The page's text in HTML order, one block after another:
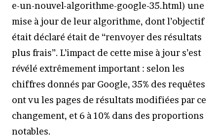
e-un-nouvel-algorithme-google-35.html) une
mise à jour de leur algorithme, dont l’objectif
était déclaré était de “renvoyer des résultats
plus frais”. L’impact de cette mise à jour s’est
révélé extrêmement important : selon les
chiffres donnés par Google, 35% des requêtes
ont vu les pages de résultats modifiées par ce
changement, et 6 à 10% dans des proportions
notables.